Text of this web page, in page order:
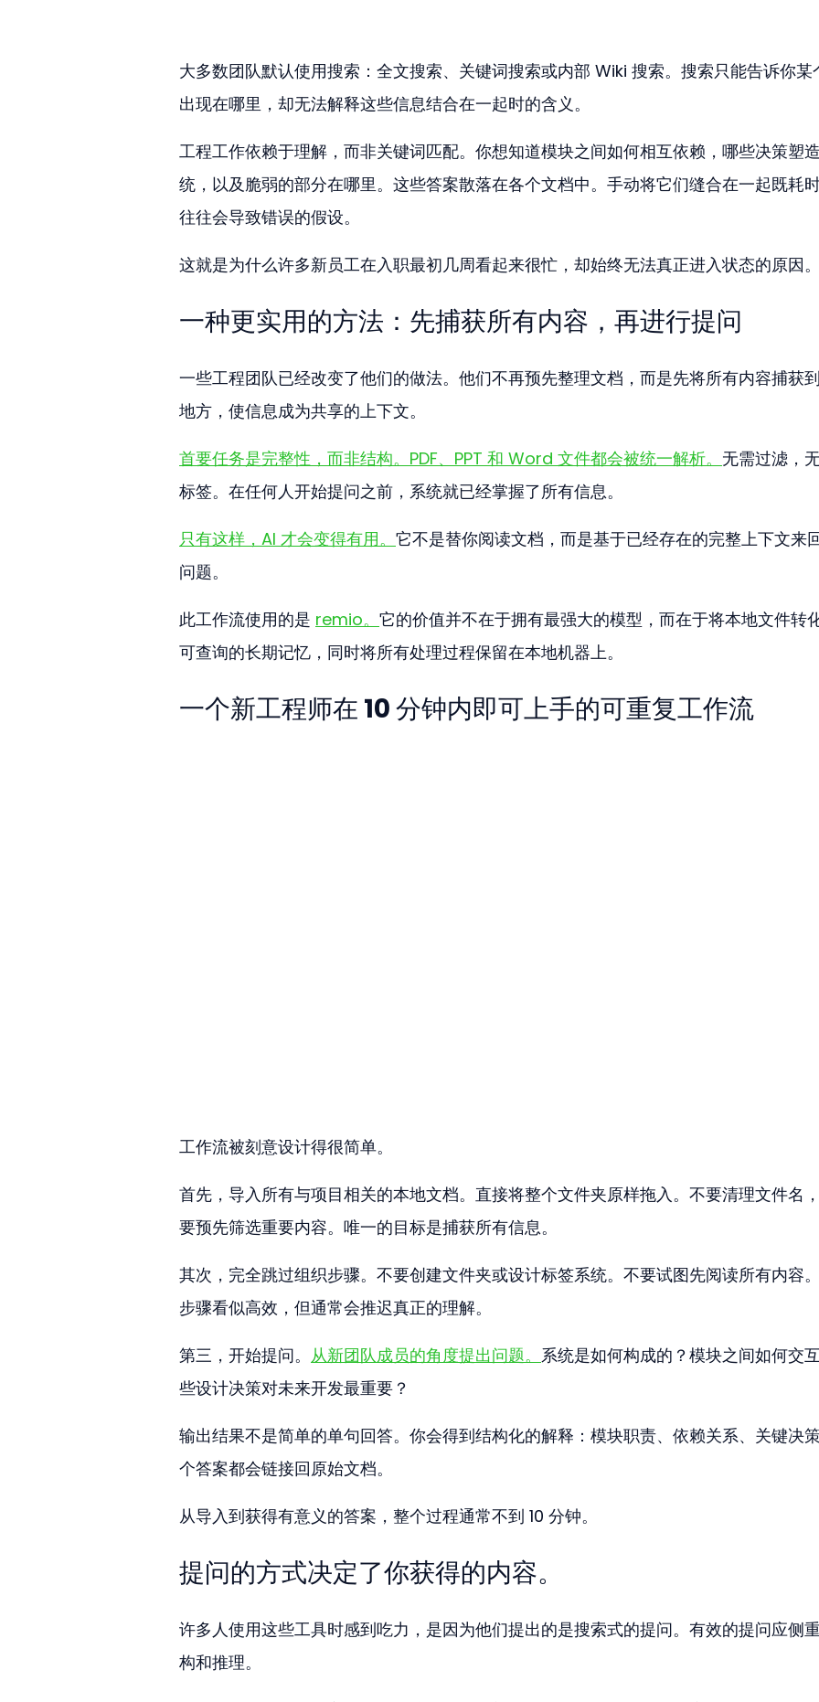
大多数团队默认使用搜索：全文搜索、关键词搜索或内部 Wiki 搜索。搜索只能告诉你某
出现在哪里，却无法解释这些信息结合在一起时的含义。
工程工作依赖于理解，而非关键词匹配。你想知道模块之间如何相互依赖，哪些决策塑
统，以及脆弱的部分在哪里。这些答案散落在各个文档中。手动将它们缝合在一起既耗
往往会导致错误的假设。
这就是为什么许多新员工在入职最初几周看起来很忙，却始终无法真正进入状态的原因。
一种更实用的方法：先捕获所有内容，再进行提问
一些工程团队已经改变了他们的做法。他们不再预先整理文档，而是先将所有内容捕获
地方，使信息成为共享的上下文。
首要任务是完整性，而非结构。PDF、PPT 和 Word 文件都会被统一解析。 无需过滤，
标签。在任何人开始提问之前，系统就已经掌握了所有信息。
只有这样，AI 才会变得有用。 它不是替你阅读文档，而是基于已经存在的完整上下文来
问题。
此工作流使用的是 remio。 它的价值并不在于拥有最强大的模型，而在于将本地文件转
可查询的长期记忆，同时将所有处理过程保留在本地机器上。
一个新工程师在 10 分钟内即可上手的可重复工作流
工作流被刻意设计得很简单。
首先，导入所有与项目相关的本地文档。直接将整个文件夹原样拖入。不要清理文件名
要预先筛选重要内容。唯一的目标是捕获所有信息。
其次，完全跳过组织步骤。不要创建文件夹或设计标签系统。不要试图先阅读所有内容
步骤看似高效，但通常会推迟真正的理解。
第三，开始提问。 从新团队成员的角度提出问题。 系统是如何构成的？模块之间如何交
些设计决策对未来开发最重要？
输出结果不是简单的单句回答。你会得到结构化的解释：模块职责、依赖关系、关键决
个答案都会链接回原始文档。
从导入到获得有意义的答案，整个过程通常不到 10 分钟。
提问的方式决定了你获得的内容。
许多人使用这些工具时感到吃力，是因为他们提出的是搜索式的提问。有效的提问应侧
构和推理。